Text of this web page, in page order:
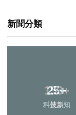
新聞分類
25+
科技新知